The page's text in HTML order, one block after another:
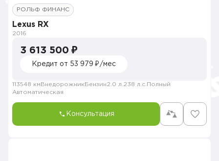
РОЛЬФ ФИНАНС
Lexus RX
2016
3 613 500 ₽
Кредит от 53 979 ₽/мес
113548 км Внедорожник Бензин2.0 л. 238 л.с. Полный
Автоматическая
Консультация